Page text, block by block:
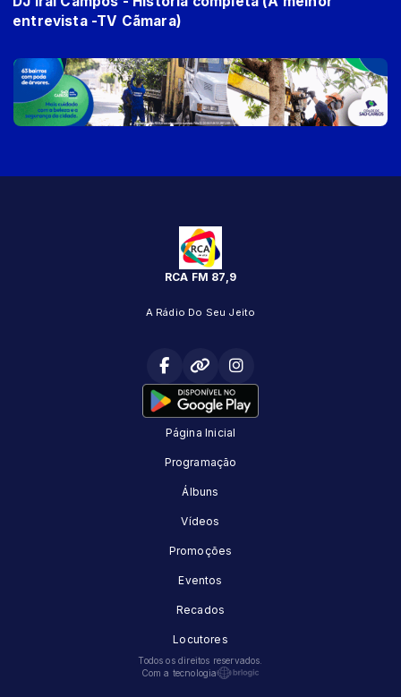
entrevista -TV Cãmara)
RCA FM 87,9
A Rádio Do Seu Jeito
Página Inicial
Programação
Álbuns
Vídeos
Promoções
Eventos
Recados
Locutores
Todos os direitos reservados.
Com a tecnologia